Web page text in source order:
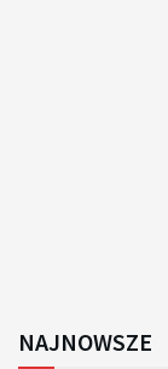
NAJNOWSZE